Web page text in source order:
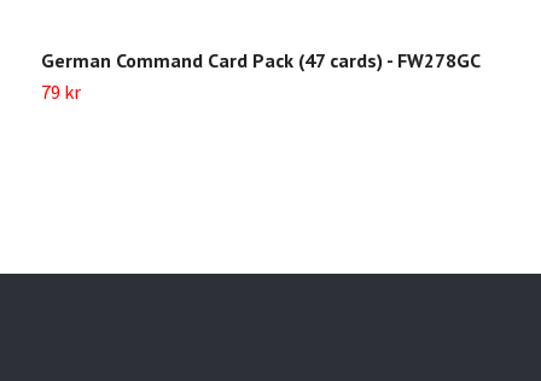
German Command Card Pack (47 cards) - FW278GC
79 kr